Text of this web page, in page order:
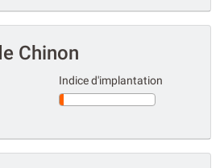
Chinon
Indice d'implantation